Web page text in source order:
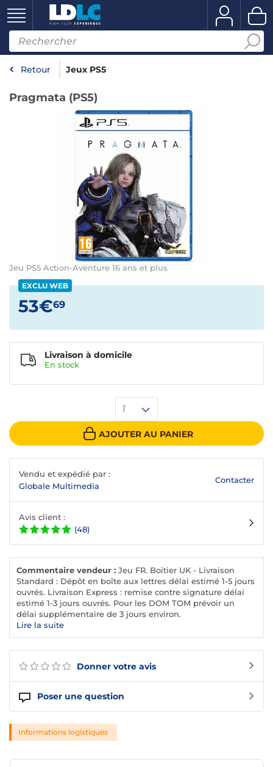
Retour Jeux PS5
Pragmata (PS5)
Jeu PS5 Action-Aventure 16 ans et plus
Donner votre avis
Poser une question
EXCLU WEB
53€69
1
AJOUTER AU PANIER
Livraison à domicile
En stock
Vendu et expédié par :
Globale Multimedia
Contacter
Avis client :
(48)
Commentaire vendeur : Jeu FR. Boitier UK - Livraison
Standard : Dépôt en boîte aux lettres délai estimé 1-5 jours
ouvrés. Livraison Express : remise contre signature délai
estimé 1-3 jours ouvrés. Pour les DOM TOM prévoir un
délai supplémentaire de 3 jours environ.
Lire la suite
Informations logistiques